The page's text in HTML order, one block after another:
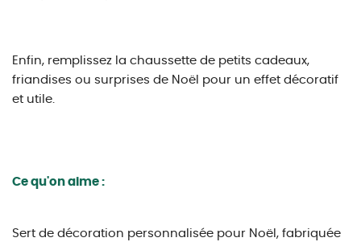
Enfin, remplissez la chaussette de petits cadeaux,
friandises ou surprises de Noël pour un effet décoratif
et utile.
Ce qu'on aime :
Sert de décoration personnalisée pour Noël, fabriquée